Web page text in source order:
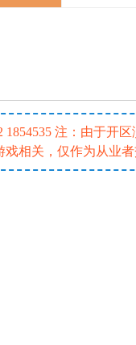
注：由于开
相关，仅作为从业